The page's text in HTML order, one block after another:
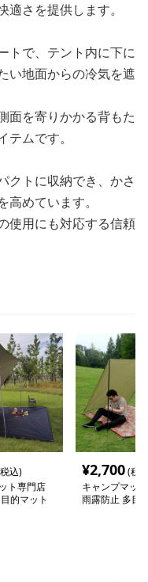
さを提供します。
トで、テント内に下に
い地面からの冷気を遮
面を寄りかかる背もた
ムです。
クトに収納でき、かさ
めています。
使用にも対応する信頼
込)
ト専門店
的マット
¥2,700(税
キャンプマッ
雨露防止 多目